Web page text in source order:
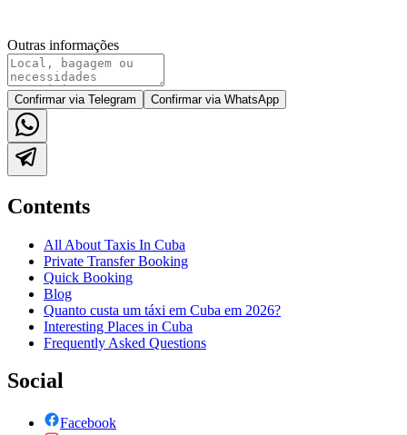
Outras informações
Confirmar via Telegram Confirmar via WhatsApp
Contents
All About Taxis In Cuba
Private Transfer Booking
Quick Booking
Blog
Quanto custa um táxi em Cuba em 2026?
Interesting Places in Cuba
Frequently Asked Questions
Social
Facebook